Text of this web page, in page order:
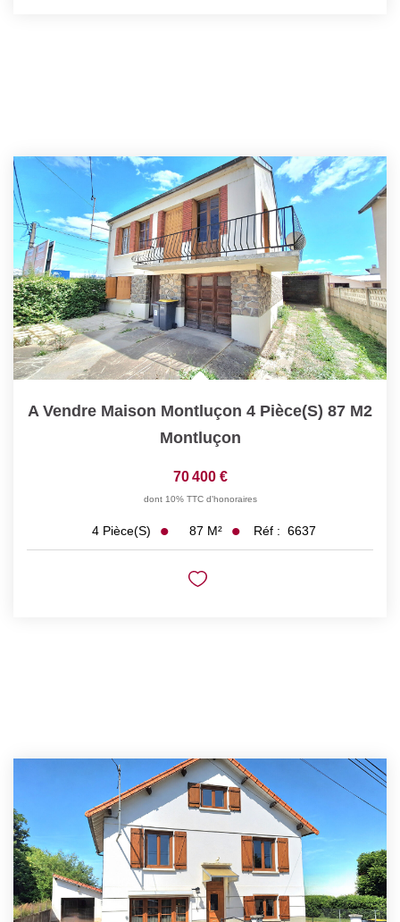
A Vendre Maison Montluçon 4 Pièce(s) 87 M2
Montluçon
70 400 €
dont 10% TTC d'honoraires
4 Pièce(s) 87 M² Réf : 6637